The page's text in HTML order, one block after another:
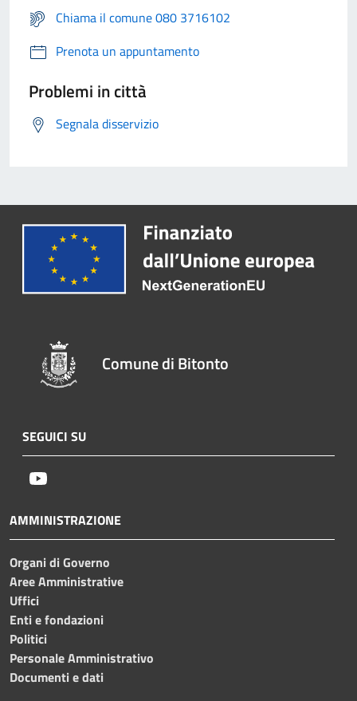
Chiama il comune 080 3716102
Prenota un appuntamento
Problemi in città
Segnala disservizio
Comune di Bitonto
SEGUICI SU
AMMINISTRAZIONE
Organi di Governo
Aree Amministrative
Uffici
Enti e fondazioni
Politici
Personale Amministrativo
Documenti e dati